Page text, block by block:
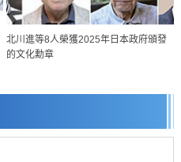
北川進等8人榮獲2025年日本政府頒發
的文化勳章
——中央大學平野晉教授專訪
類別，促進青年研究人員赴海外開